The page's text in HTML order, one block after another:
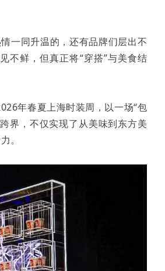
一同升温的，还有品牌们层出不
不鲜，但真正将“穿搭”与美食结
年春夏上海时装周，以一场“包
界，不仅实现了从美味到东方美
。